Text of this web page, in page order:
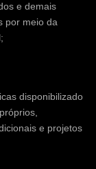
e demais
por meio da
disponibilizado
e projetos